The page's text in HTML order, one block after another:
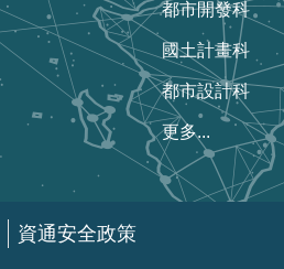
都市開發科
國土計畫科
都市設計科
更多...
資通安全政策